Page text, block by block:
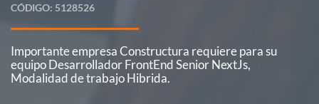
CÓDIGO: 5128526
Importante empresa Constructura requiere para su
equipo Desarrollador FrontEnd Senior NextJs,
Modalidad de trabajo Hibrida.